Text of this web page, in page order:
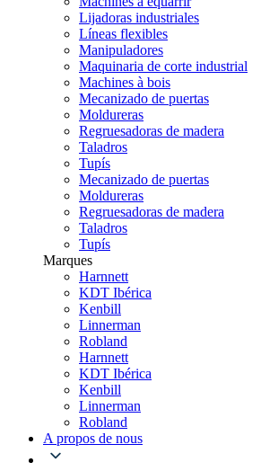
Lijadoras industriales
Líneas flexibles
Manipuladores
Maquinaria de corte industrial
Machines à bois
Mecanizado de puertas
Moldureras
Regruesadoras de madera
Taladros
Tupís
Mecanizado de puertas
Moldureras
Regruesadoras de madera
Taladros
Tupís
Marques
Harnnett
KDT Ibérica
Kenbill
Linnerman
Robland
Harnnett
KDT Ibérica
Kenbill
Linnerman
Robland
A propos de nous